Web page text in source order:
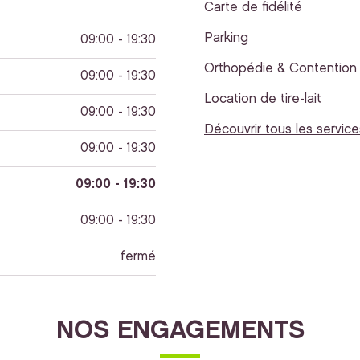
09:00 - 19:30
09:00 - 19:30
09:00 - 19:30
09:00 - 19:30
09:00 - 19:30
09:00 - 19:30
fermé
Carte de fidélité
Parking
Orthopédie & Contention
Location de tire-lait
Découvrir tous les
NOS ENGAGEMENTS